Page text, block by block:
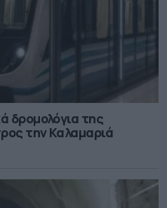
δρομολόγια της
την Καλαμαριά